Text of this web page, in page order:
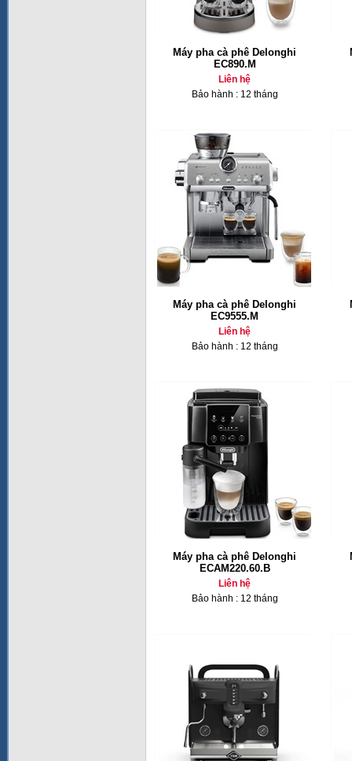
Máy pha cà phê Delonghi
EC890.M
Liên hệ
Bảo hành : 12 tháng
Máy pha cà phê Delonghi
EC9555.M
Liên hệ
Bảo hành : 12 tháng
Máy pha cà phê Delonghi
ECAM220.60.B
Liên hệ
Bảo hành : 12 tháng